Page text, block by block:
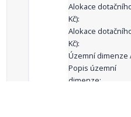
Alokace
Kč):
Alokace
Kč):
Územní dimenze
Popis územní
dimenze: